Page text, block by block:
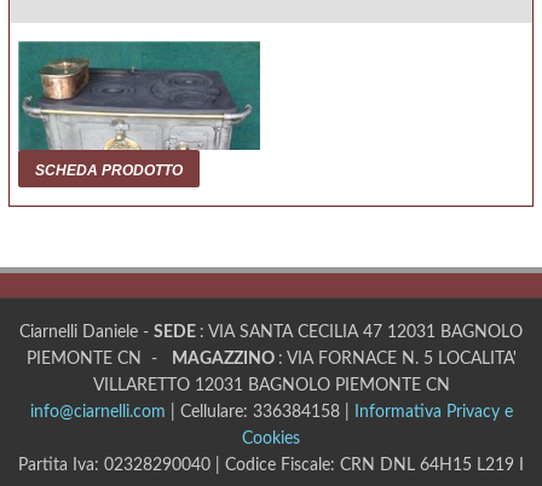
SCHEDA PRODOTTO
Ciarnelli Daniele - SEDE : VIA SANTA CECILIA 47 12031 BAGNOLO
PIEMONTE CN -
MAGAZZINO : VIA FORNACE N. 5 LOCALITA'
VILLARETTO 12031 BAGNOLO PIEMONTE CN
info@ciarnelli.com | Cellulare: 336384158 |
Informativa Privacy e
Cookies
Partita Iva: 02328290040 | Codice Fiscale: CRN DNL 64H15 L219 I